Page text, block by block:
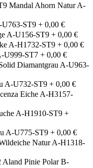
Mandal Ahorn Natur A-
U763-ST9 + 0,00 €
A-U156-ST9 + 0,00 €
A-H1732-ST9 + 0,00 €
U999-ST7 + 0,00 €
Diamantgrau A-U963-
A-U732-ST9 + 0,00 €
Eiche A-H3157-
A-H1910-ST9 +
A-U775-ST9 + 0,00 €
Natur A-H1318-
Aland Pinie Polar B-